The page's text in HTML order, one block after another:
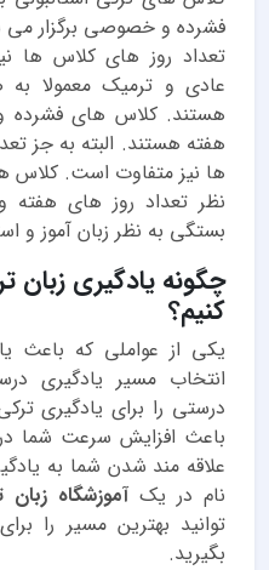
فشرده و خصوصی برگزار می
تعداد روز های کلاس ها
هفته هستند. البته به جز
ها نیز متفاوت است.
نظر تعداد روز های هفته
بستگی به نظر زبان آموز و
چگونه یادگیری زبان
کنیم؟
یکی از عواملی که باعث
انتخاب مسیر یادگیری
درستی را برای یادگیری
باعث افزایش سرعت شما
علاقه مند شدن شما به
نام در یک آموزشگاه زبان
توانید بهترین مسیر را
بگیرید.